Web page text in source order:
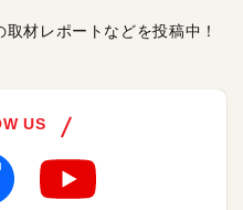
材レポートなどを投稿中！
US